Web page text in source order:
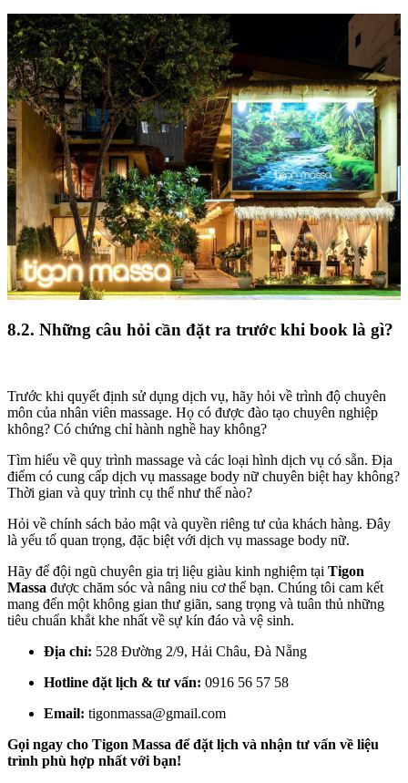
8.2. Những câu hỏi cần đặt ra trước khi book là gì?
Trước khi quyết định sử dụng dịch vụ, hãy hỏi về trình độ chuyên
môn của nhân viên massage. Họ có được đào tạo chuyên nghiệp
không? Có chứng chỉ hành nghề hay không?
Tìm hiểu về quy trình massage và các loại hình dịch vụ có sẵn. Địa
điểm có cung cấp dịch vụ massage body nữ chuyên biệt hay không?
Thời gian và quy trình cụ thể như thế nào?
Hỏi về chính sách bảo mật và quyền riêng tư của khách hàng. Đây
là yếu tố quan trọng, đặc biệt với dịch vụ massage body nữ.
Hãy để đội ngũ chuyên gia trị liệu giàu kinh nghiệm tại Tigon
Massa được chăm sóc và nâng niu cơ thể bạn. Chúng tôi cam kết
mang đến một không gian thư giãn, sang trọng và tuân thủ những
tiêu chuẩn khắt khe nhất về sự kín đáo và vệ sinh.
Địa chỉ: 528 Đường 2/9, Hải Châu, Đà Nẵng
Hotline đặt lịch & tư vấn: 0916 56 57 58
Email: tigonmassa@gmail.com
Gọi ngay cho Tigon Massa để đặt lịch và nhận tư vấn về liệu
trình phù hợp nhất với bạn!